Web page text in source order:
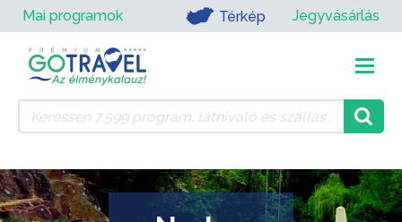
Mai programok Térkép Jegyvásárlás